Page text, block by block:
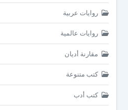
روايات عربية
روايات عالمية
مقارنة أديان
كتب متنوعة
كتب أدب